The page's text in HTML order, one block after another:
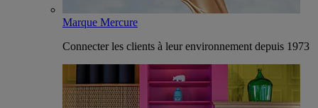
Marque Mercure
Connecter les clients à leur environnement depuis 1973